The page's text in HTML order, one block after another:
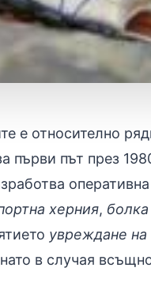
е относително
първи път през
херния,
увреждане на
в случая